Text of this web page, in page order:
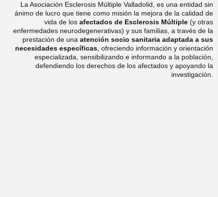
La Asociación Esclerosis Múltiple Valladolid, es una entidad sin
ánimo de lucro que tiene como misión la mejora de la calidad de
vida de los afectados de Esclerosis Múltiple (y otras
enfermedades neurodegenerativas) y sus familias, a través de la
prestación de una atención socio sanitaria adaptada a sus
necesidades específicas, ofreciendo información y orientación
especializada, sensibilizando e informando a la población,
defendiendo los derechos de los afectados y apoyando la
investigación.